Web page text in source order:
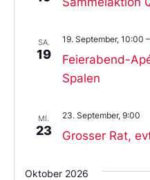
SA.
19
Feierabend-
Spalen
19. September, 10:00 –
MI.
23 Grosser Rat,
23. September, 9:00
Oktober 2026